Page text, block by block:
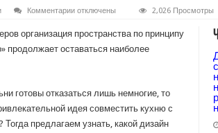
Комментариик
Кухни
Гостиной
2023:
и
отключены 2,026 Просмотры
организация пространства по принципу
продолжает оставаться наиболее
готовы отказаться лишь немногие, то
идея совместить кухню с
Тогда предлагаем узнать, какой дизайн